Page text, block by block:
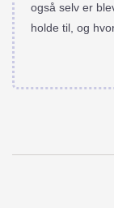
også selv er
holde til, og